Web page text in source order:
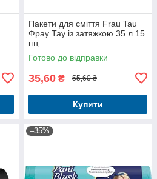
Пакети для сміття Frau Tau
Фрау Тау із затяжкою 35 л 15
шт,
Готово до відправки
35,60 ₴ 55,60 ₴
Купити
–35%